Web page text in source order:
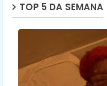
TOP 5 DA SEMANA